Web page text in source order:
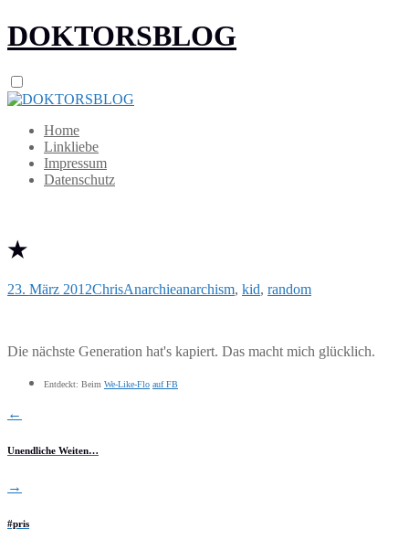
DOKTORSBLOG
Home
Linkliebe
Impressum
Datenschutz
★
23. März 2012ChrisAnarchieanarchism, kid, random
Die nächste Generation hat's kapiert. Das macht mich glücklich.
Entdeckt: Beim We-Like-Flo auf FB
←
Unendliche Weiten…
→
#pris